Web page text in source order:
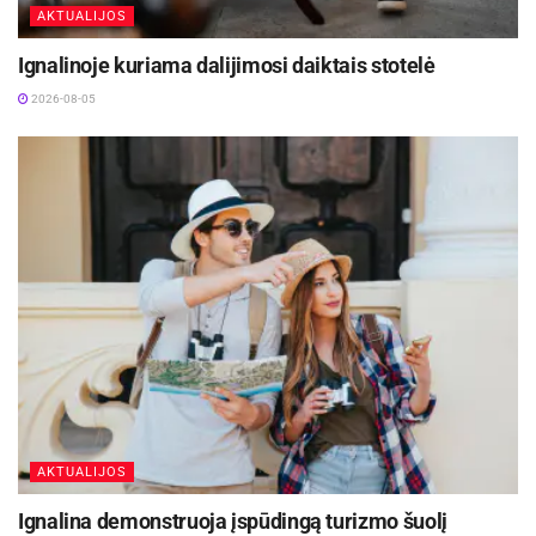
Stovyklautojai žino, kada ir kokioms veikloms
bus reikalingi išmanieji telefonai.
Jei tądien nėra veiklų, kurioms reikia išmaniųjų
įrenginių, tokių kaip, pvz., QR kodų naudojimas ar
video kūrimas ir pristatymas vakarinėje
programoje, vaikams leidžiama naudotis
išmaniaisiais tik 15–20 min. per dieną – kad
galėtų paskambinti tėvams, draugams,
pasinaudoti internetu.
„Kadangi šios taisyklės – visiems vienodos,
AKTUALIJOS
Ignalinoje kuriama dalijimosi daiktais stotelė
2026-08-05
AKTUALIJOS
Ignalina demonstruoja įspūdingą turizmo šuolį